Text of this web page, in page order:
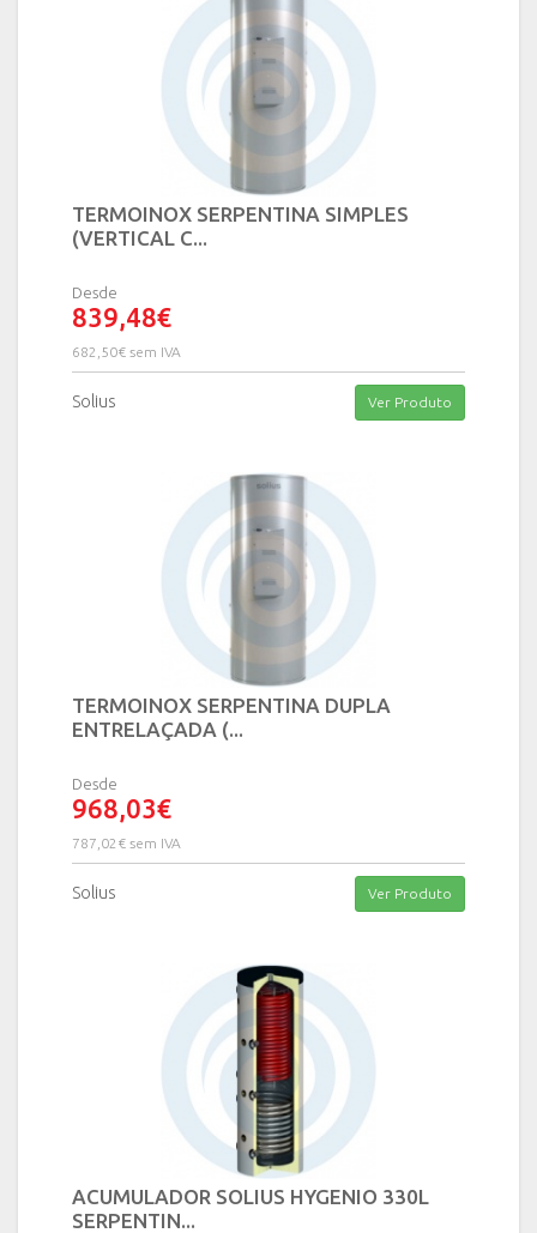
TERMOINOX SERPENTINA SIMPLES
(VERTICAL C...
Desde
839,48€
682,50€ sem IVA
Solius Ver Produto
TERMOINOX SERPENTINA DUPLA
ENTRELAÇADA (...
Desde
968,03€
787,02€ sem IVA
Solius Ver Produto
ACUMULADOR SOLIUS HYGENIO 330L
SERPENTIN...